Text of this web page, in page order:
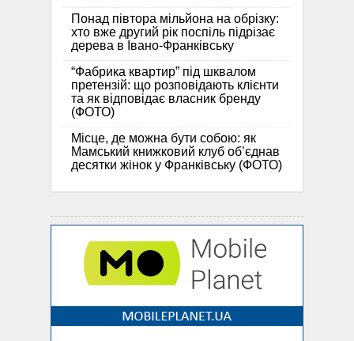
Понад півтора мільйона на обрізку:
хто вже другий рік поспіль підрізає
дерева в Івано-Франківську
“Фабрика квартир” під шквалом
претензій: що розповідають клієнти
та як відповідає власник бренду
(ФОТО)
Місце, де можна бути собою: як
Мамський книжковий клуб об’єднав
десятки жінок у Франківську (ФОТО)